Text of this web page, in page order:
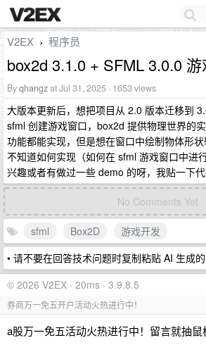
V2EX › 程序员
box2d 3.1.0 + SFML 3.0.0
Byqhangzat Jul 31, 2025 · 1653 views
大版本更新后，想把项目从 2.0 版本迁移到
sfml 创建游戏窗口，box2d 提供物理世界的
功能都能实现，但是想在窗口中绘制物体形状
不知道如何实现（如何在 sfml 游戏窗口中进
兴趣或者有做过一些 demo 的呀，我贴一下代
No Comments Yet
sfml Box2D
游戏开发
• 请不要在回答技术问题时复制粘贴 AI 生成
© 2026 V2EX · 20ms · 3.9.8.5
券商万一免五开户活动火热进行中！
a股万一免五活动火热进行中！留言就抽鼠